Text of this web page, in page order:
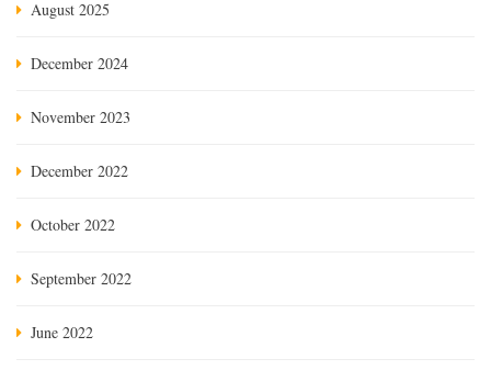
August 2025
December 2024
November 2023
December 2022
October 2022
September 2022
June 2022